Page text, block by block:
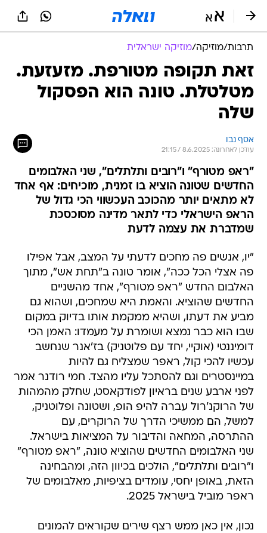
תרבות/מוזיקה/מוזיקה ישראלית
זאת תקופה מטורפת. מזעזעת.
מטלטלת. טונה הוא הפסקול
שלה
אסף נבו
עודכן לאחרונה: 8.6.2025 / 21:15
"ראפ מטורף" ו"רובים ותלתלים", שני האלבומים
החדשים שטונה הוציא בו זמנית, מוכיחים: אף אחד
לא מתאים יותר מהכוכב העכשווי הכי גדול של
הראפ הישראלי כדי לתאר מדינה מסוכסכת
שמדברת את עצמה לדעת
"יו, אנשים פה מחכים לדעתי על המצב, אבל אפילו
פה אצלי הכל ככה", אומר טונה ב"תחת אש", מתוך
האלבום החדש "ראפ מטורף", אחד מהשניים
החדשים שהוציא. והאמת היא שמחכים, ושהוא גם
מביע את דעתו, ושהיא ממקמת אותו בדיוק במקום
שבו הוא כבר נמצא ושומרת על מעמדו: האמן הכי
דומיננטי (אוקיי, יחד עם פלוטניק) בז'אנר שנחשב
עכשיו להכי קול, ראפר שמצליח גם להיות
במיינסטרים וגם להסתכל עליו מהצד. חמי רודנר אמר
לפני ארבע שנים בראיון לפודקאסט, שחלק מהמהות
של הרוקנ'רול עברה להיפ הופ, ושטונה ופלוטניק,
למשל, הם ממשיכי הדרך של הרוקרים, עם
ההתרסה, המחאה והדיבור על המציאות בישראל.
שני האלבומים החדשים שהוציא טונה, "ראפ מטורף"
ו"רובים ותלתלים", הולכים בכיוון הזה, ומהבחינה
הזאת, באופן יחסי, עומדים בציפיות, מאלבומים של
ראפר מוביל בישראל 2025.
נכון, אין כאן ממש רצף שירים שקוראים להמונים